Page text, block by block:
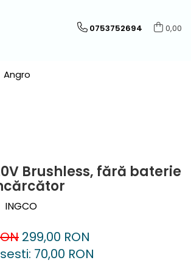
0753752694 0,00
Angro
Brushless, fără baterie
INGCO
299,00 RON
70,00 RON